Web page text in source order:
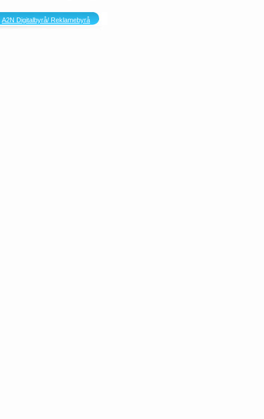
A2N Digitalbyrå/ Reklamebyrå